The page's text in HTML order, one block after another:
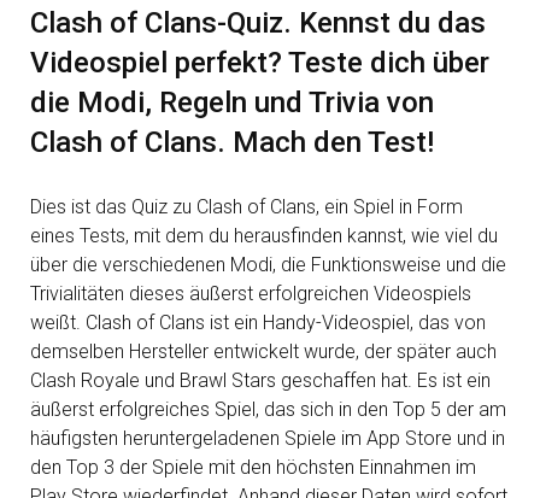
Clash of Clans-Quiz. Kennst du das
Videospiel perfekt? Teste dich über
die Modi, Regeln und Trivia von
Clash of Clans. Mach den Test!
Dies ist das Quiz zu Clash of Clans, ein Spiel in Form
eines Tests, mit dem du herausfinden kannst, wie viel du
über die verschiedenen Modi, die Funktionsweise und die
Trivialitäten dieses äußerst erfolgreichen Videospiels
weißt. Clash of Clans ist ein Handy-Videospiel, das von
demselben Hersteller entwickelt wurde, der später auch
Clash Royale und Brawl Stars geschaffen hat. Es ist ein
äußerst erfolgreiches Spiel, das sich in den Top 5 der am
häufigsten heruntergeladenen Spiele im App Store und in
den Top 3 der Spiele mit den höchsten Einnahmen im